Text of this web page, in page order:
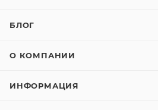
БЛОГ
О КОМПАНИИ
ИНФОРМАЦИЯ